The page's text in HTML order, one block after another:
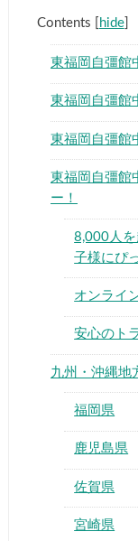
▶
Contents hide]
東福岡自彊館
東福岡自彊館
東福岡自彊館
東福岡自彊館
ー！
8,000人
お子様に
オンライ
安心のト
九州・沖縄地
福岡県
鹿児島県
佐賀県
宮崎県